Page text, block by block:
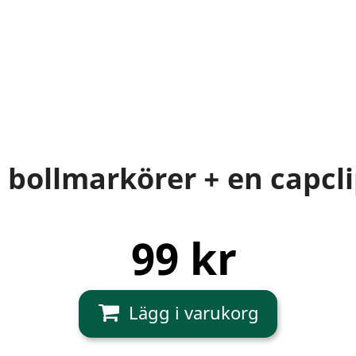
bollmarkörer + en
99 kr